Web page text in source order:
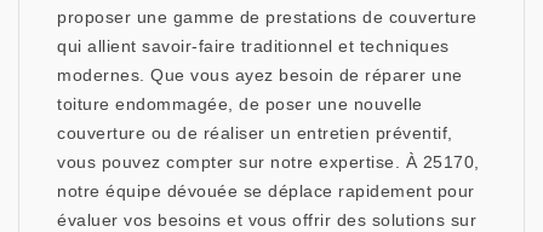
proposer une gamme de prestations de couverture
qui allient savoir-faire traditionnel et techniques
modernes. Que vous ayez besoin de réparer une
toiture endommagée, de poser une nouvelle
couverture ou de réaliser un entretien préventif,
vous pouvez compter sur notre expertise. À 25170,
notre équipe dévouée se déplace rapidement pour
évaluer vos besoins et vous offrir des solutions sur